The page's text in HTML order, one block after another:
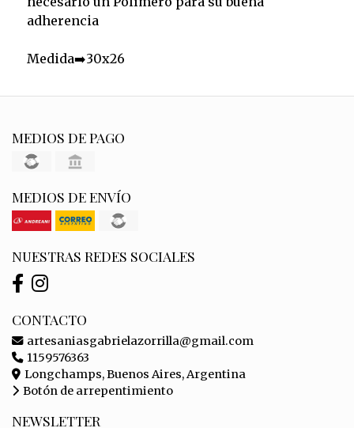
adherencia
Medida➡️30x26
MEDIOS DE PAGO
MEDIOS DE ENVÍO
NUESTRAS REDES SOCIALES
CONTACTO
artesaniasgabrielazorrilla@gmail.com
1159576363
Longchamps, Buenos Aires, Argentina
Botón de arrepentimiento
NEWSLETTER